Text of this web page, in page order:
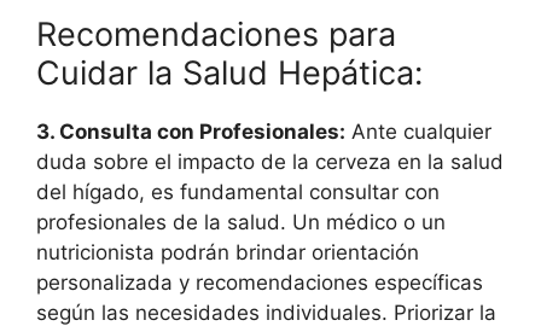
Recomendaciones para
Cuidar la Salud Hepática:
3. Consulta con Profesionales: Ante cualquier
duda sobre el impacto de la cerveza en la salud
del hígado, es fundamental consultar con
profesionales de la salud. Un médico o un
nutricionista podrán brindar orientación
personalizada y recomendaciones específicas
según las necesidades individuales. Priorizar la